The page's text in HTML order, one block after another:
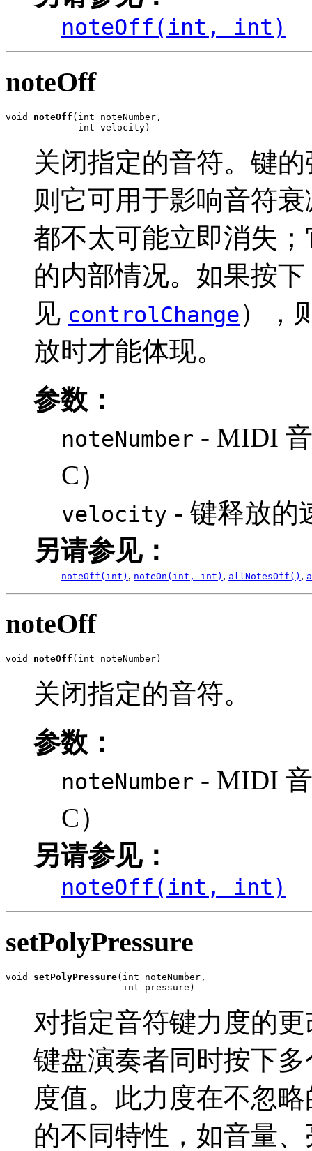
noteOff(int, int)
noteOff
void noteOff (int noteNumber,
             int velocity)
关闭指定的音符。键
则它可用于影响音符
都不太可能立即消失
的内部情况。如果按
见 controlChange），
放时才能体现。
参数：
noteNumber - MIDI
C）
velocity - 键释放的
另请参见：
noteOff(int) , noteOn(int, int) , allNotesOff() ,
noteOff
void noteOff (int noteNumber)
关闭指定的音符。
参数：
noteNumber - MIDI
C）
另请参见：
noteOff(int, int)
setPolyPressure
void setPolyPressure(int noteNumber,
                     int pressure)
对指定音符键力度的
键盘演奏者同时按下
度值。此力度在不忽
的不同特性，如音量